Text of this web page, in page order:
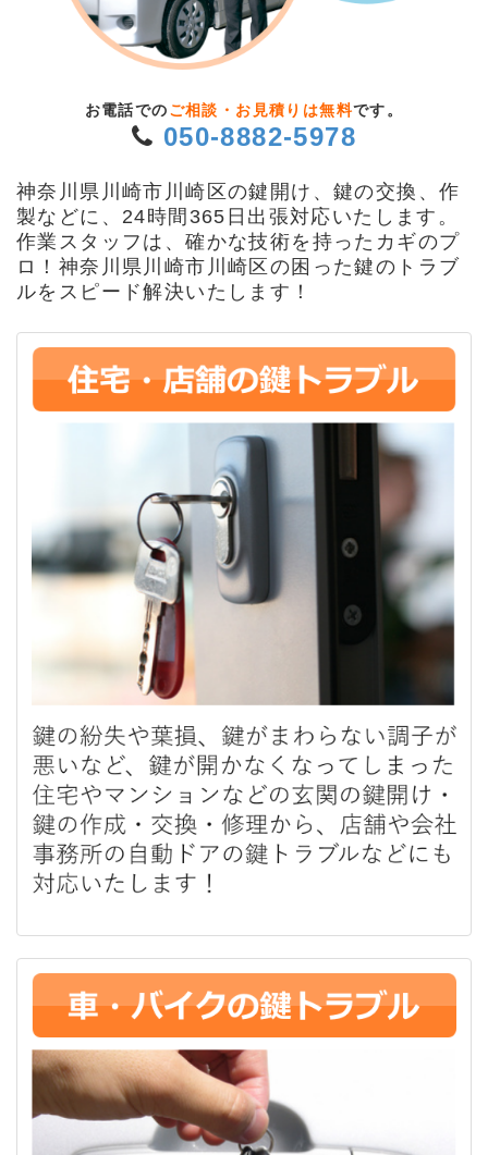
お電話での ご相談・お見積りは無料です。
050-8882-5978
神奈川県川崎市川崎区の鍵開け、鍵の交換、作
製などに、24時間365日出張対応いたします。
作業スタッフは、確かな技術を持ったカギのプ
ロ！神奈川県川崎市川崎区の困った鍵のトラブ
ルをスピード解決いたします！